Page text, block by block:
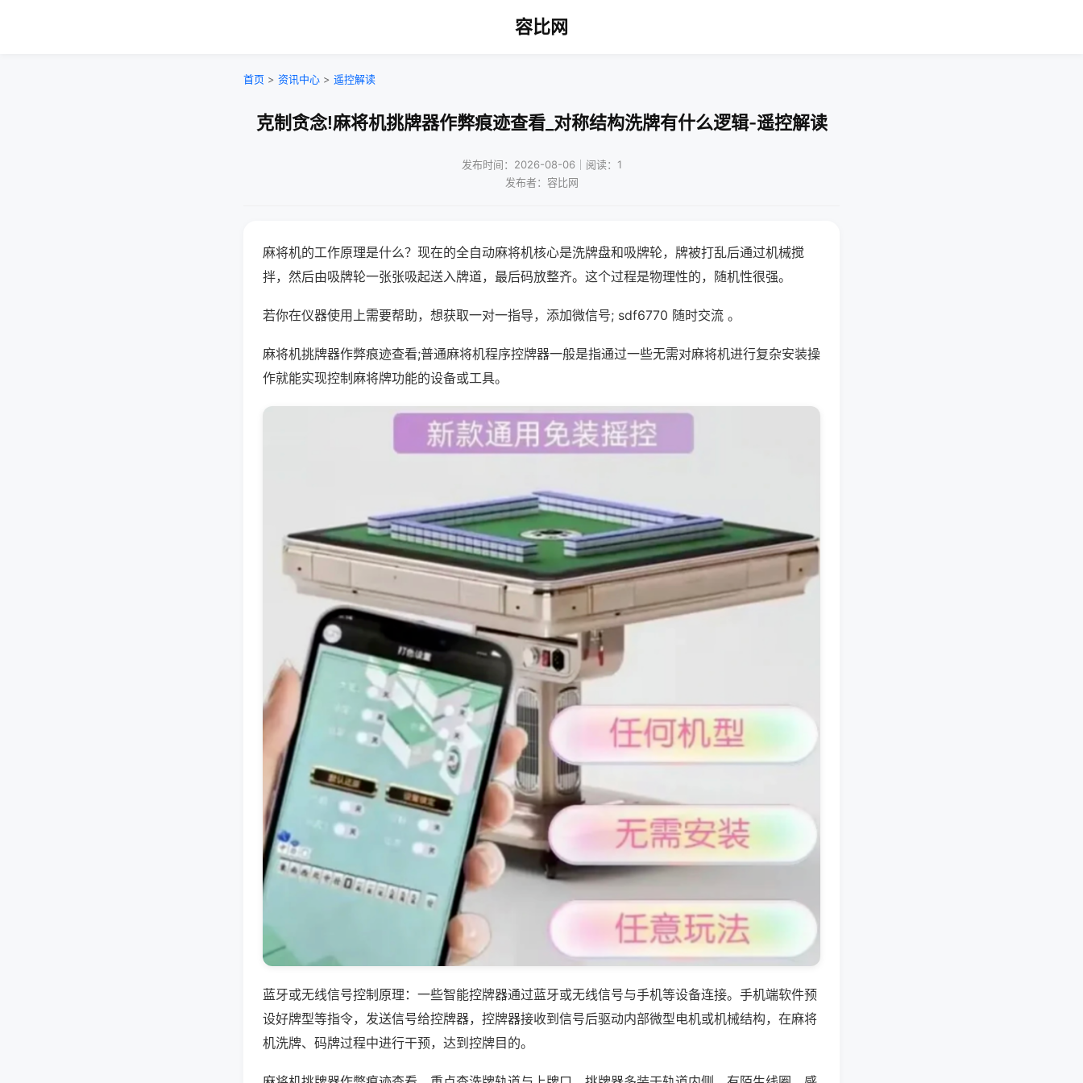
容比网
首页 > 资讯中心 > 遥控解读
克制贪念!麻将机挑牌器作弊痕迹查看_对称结构洗牌有什么逻辑-遥控解读
发布时间：2026-08-06｜阅读：1
发布者：容比网
麻将机的工作原理是什么？现在的全自动麻将机核心是洗牌盘和吸牌轮，牌被打乱后通过机械搅
拌，然后由吸牌轮一张张吸起送入牌道，最后码放整齐。这个过程是物理性的，随机性很强。
若你在仪器使用上需要帮助，想获取一对一指导，添加微信号; sdf6770 随时交流 。
麻将机挑牌器作弊痕迹查看;普通麻将机程序控牌器一般是指通过一些无需对麻将机进行复杂安装操
作就能实现控制麻将牌功能的设备或工具。
蓝牙或无线信号控制原理：一些智能控牌器通过蓝牙或无线信号与手机等设备连接。手机端软件预
设好牌型等指令，发送信号给控牌器，控牌器接收到信号后驱动内部微型电机或机械结构，在麻将
机洗牌、码牌过程中进行干预，达到控牌目的。